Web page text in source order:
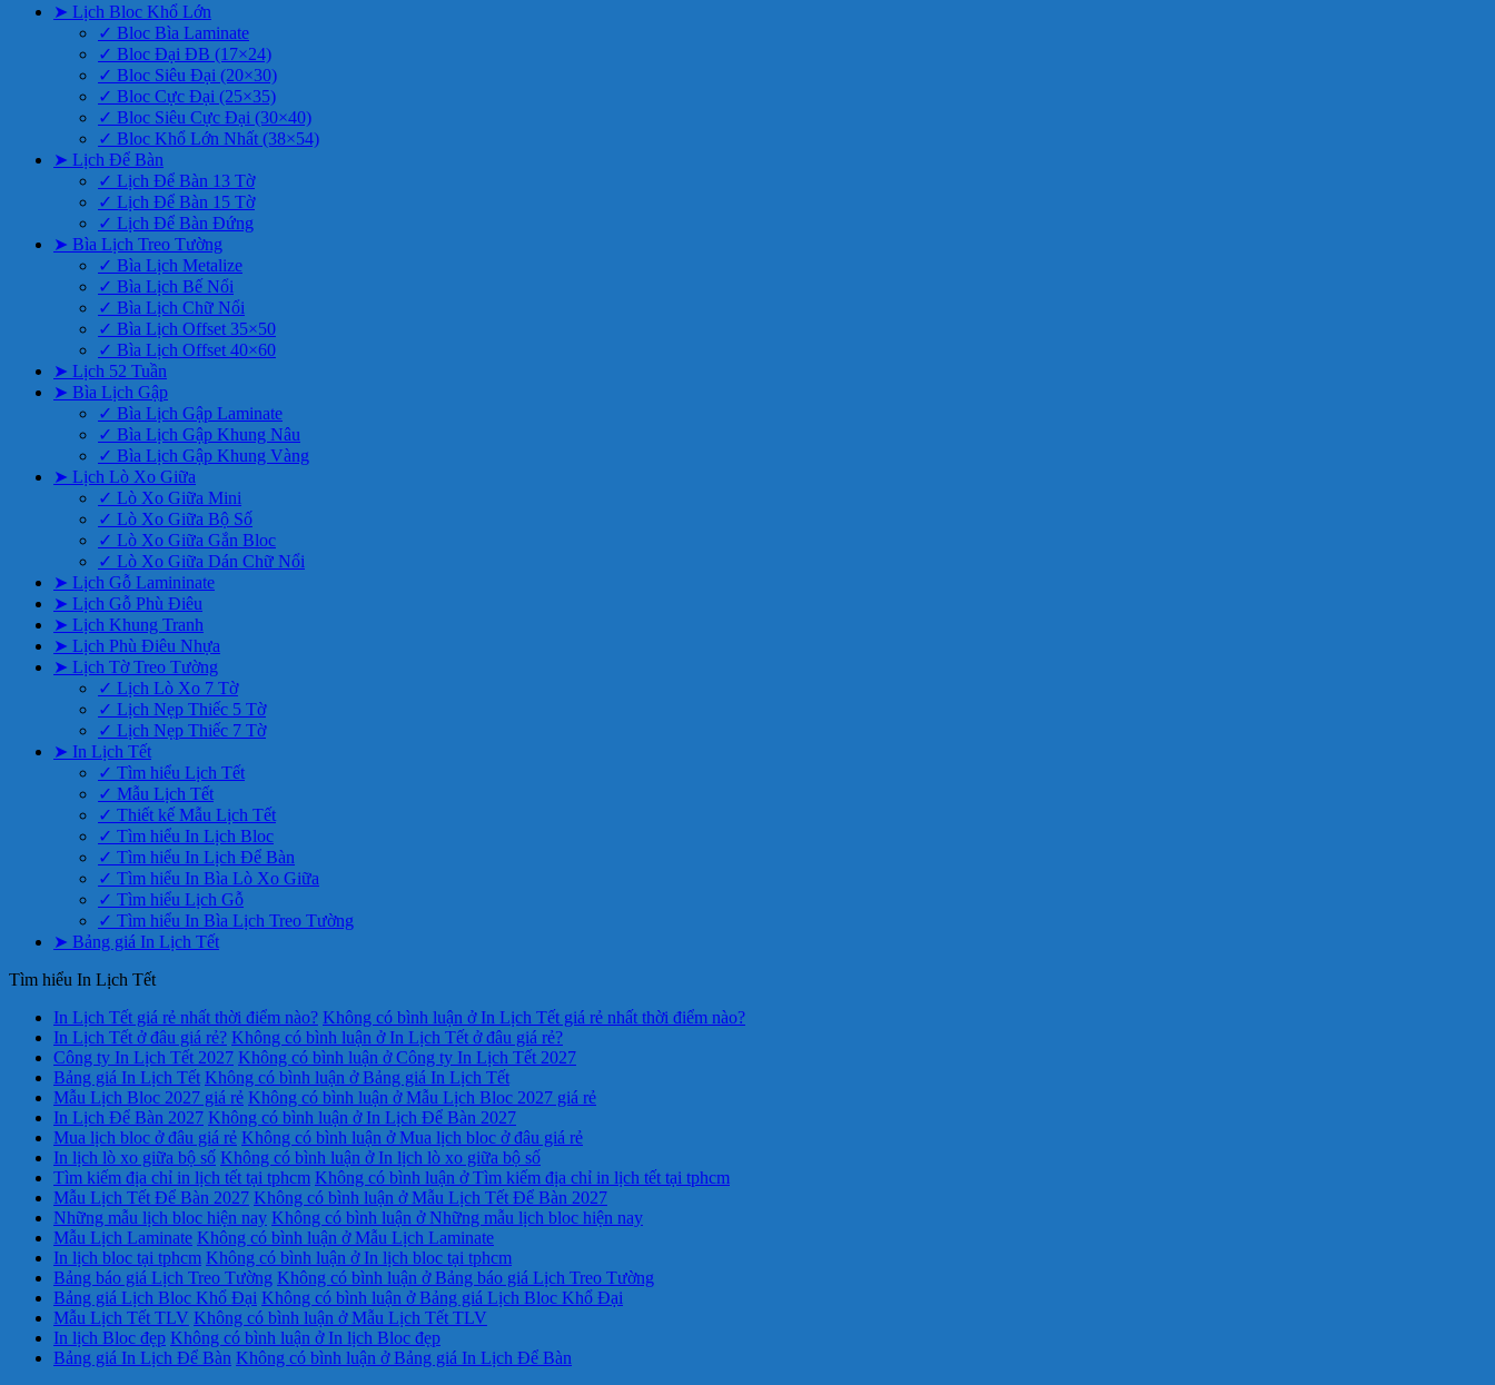
➤ Lịch Bloc Khổ Lớn
✓ Bloc Bìa Laminate
✓ Bloc Đại ĐB (17×24)
✓ Bloc Siêu Đại (20×30)
✓ Bloc Cực Đại (25×35)
✓ Bloc Siêu Cực Đại (30×40)
✓ Bloc Khổ Lớn Nhất (38×54)
➤ Lịch Để Bàn
✓ Lịch Để Bàn 13 Tờ
✓ Lịch Để Bàn 15 Tờ
✓ Lịch Để Bàn Đứng
➤ Bìa Lịch Treo Tường
✓ Bìa Lịch Metalize
✓ Bìa Lịch Bế Nổi
✓ Bìa Lịch Chữ Nổi
✓ Bìa Lịch Offset 35×50
✓ Bìa Lịch Offset 40×60
➤ Lịch 52 Tuần
➤ Bìa Lịch Gập
✓ Bìa Lịch Gập Laminate
✓ Bìa Lịch Gập Khung Nâu
✓ Bìa Lịch Gập Khung Vàng
➤ Lịch Lò Xo Giữa
✓ Lò Xo Giữa Mini
✓ Lò Xo Giữa Bộ Số
✓ Lò Xo Giữa Gắn Bloc
✓ Lò Xo Giữa Dán Chữ Nổi
➤ Lịch Gỗ Lamininate
➤ Lịch Gỗ Phù Điêu
➤ Lịch Khung Tranh
➤ Lịch Phù Điêu Nhựa
➤ Lịch Tờ Treo Tường
✓ Lịch Lò Xo 7 Tờ
✓ Lịch Nẹp Thiếc 5 Tờ
✓ Lịch Nẹp Thiếc 7 Tờ
➤ In Lịch Tết
✓ Tìm hiểu Lịch Tết
✓ Mẫu Lịch Tết
✓ Thiết kế Mẫu Lịch Tết
✓ Tìm hiểu In Lịch Bloc
✓ Tìm hiểu In Lịch Để Bàn
✓ Tìm hiểu In Bìa Lò Xo Giữa
✓ Tìm hiểu Lịch Gỗ
✓ Tìm hiểu In Bìa Lịch Treo Tường
➤ Bảng giá In Lịch Tết
Tìm hiểu In Lịch Tết
In Lịch Tết giá rẻ nhất thời điểm nào? Không có bình luận ở In Lịch Tết giá rẻ nhất thời điểm nào?
In Lịch Tết ở đâu giá rẻ? Không có bình luận ở In Lịch Tết ở đâu giá rẻ?
Công ty In Lịch Tết 2027 Không có bình luận ở Công ty In Lịch Tết 2027
Bảng giá In Lịch Tết Không có bình luận ở Bảng giá In Lịch Tết
Mẫu Lịch Bloc 2027 giá rẻ Không có bình luận ở Mẫu Lịch Bloc 2027 giá rẻ
In Lịch Để Bàn 2027 Không có bình luận ở In Lịch Để Bàn 2027
Mua lịch bloc ở đâu giá rẻ Không có bình luận ở Mua lịch bloc ở đâu giá rẻ
In lịch lò xo giữa bộ số Không có bình luận ở In lịch lò xo giữa bộ số
Tìm kiếm địa chỉ in lịch tết tại tphcm Không có bình luận ở Tìm kiếm địa chỉ in lịch tết tại tphcm
Mẫu Lịch Tết Để Bàn 2027 Không có bình luận ở Mẫu Lịch Tết Để Bàn 2027
Những mẫu lịch bloc hiện nay Không có bình luận ở Những mẫu lịch bloc hiện nay
Mẫu Lịch Laminate Không có bình luận ở Mẫu Lịch Laminate
In lịch bloc tại tphcm Không có bình luận ở In lịch bloc tại tphcm
Bảng báo giá Lịch Treo Tường Không có bình luận ở Bảng báo giá Lịch Treo Tường
Bảng giá Lịch Bloc Khổ Đại Không có bình luận ở Bảng giá Lịch Bloc Khổ Đại
Mẫu Lịch Tết TLV Không có bình luận ở Mẫu Lịch Tết TLV
In lịch Bloc đẹp Không có bình luận ở In lịch Bloc đẹp
Bảng giá In Lịch Để Bàn Không có bình luận ở Bảng giá In Lịch Để Bàn